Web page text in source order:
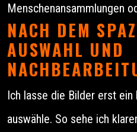
Menschenansammlungen
NACH DEM
AUSWAHL UND
Ich lasse die Bilder erst
auswähle. So sehe ich